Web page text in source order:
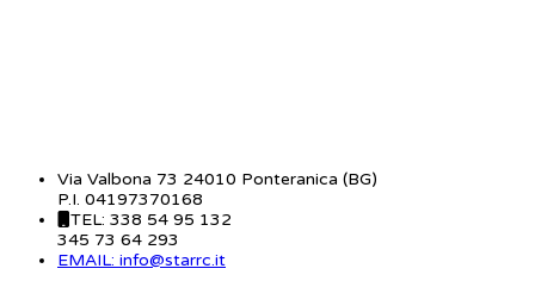
Via Valbona 73 24010 Ponteranica (BG)
P.I. 04197370168
TEL: 338 54 95 132
345 73 64 293
EMAIL: info@starrc.it